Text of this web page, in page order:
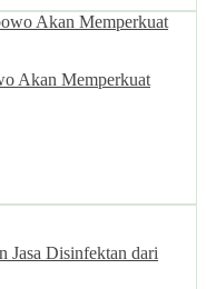
Akan Memperkuat
Jasa Disinfektan dari